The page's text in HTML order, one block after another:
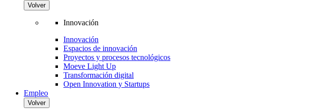
Volver
Innovación
Innovación
Espacios de innovación
Proyectos y procesos tecnológicos
Moeve Light Up
Transformación digital
Open Innovation y Startups
Empleo
Volver